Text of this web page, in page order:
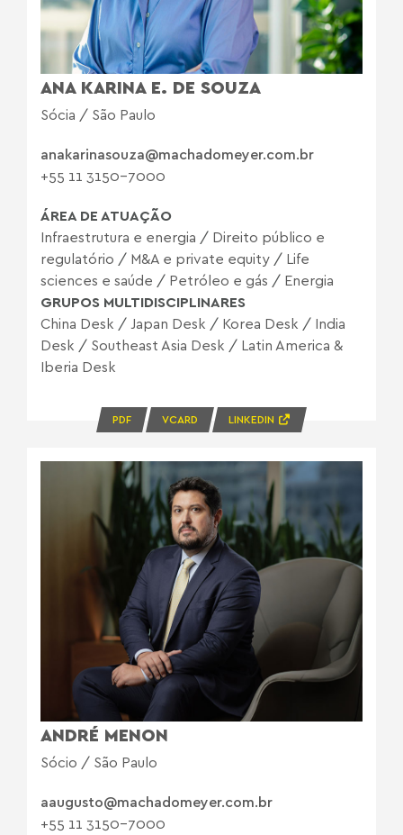
ANA KARINA E. DE SOUZA
Sócia / São Paulo
anakarinasouza@machadomeyer.com.br
+55 11 3150-7000
ÁREA DE ATUAÇÃO
Infraestrutura e energia / Direito público e
regulatório / M&A e private equity / Life
sciences e saúde / Petróleo e gás / Energia
GRUPOS MULTIDISCIPLINARES
China Desk / Japan Desk / Korea Desk / India
Desk / Southeast Asia Desk / Latin America &
Iberia Desk
PDF VCARD LINKEDIN
ANDRÉ MENON
Sócio / São Paulo
aaugusto@machadomeyer.com.br
+55 11 3150-7000